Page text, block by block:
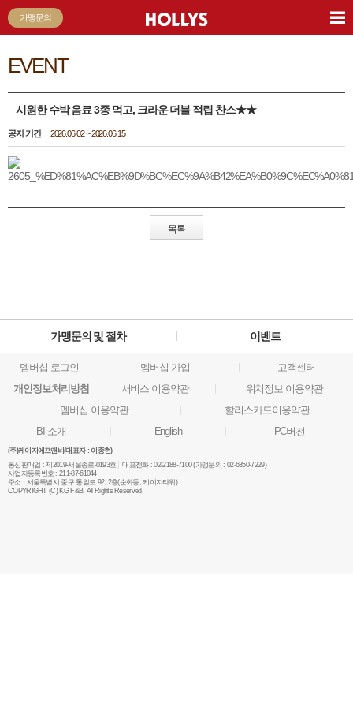
EVENT
시원한 수박 음료 3종 먹고, 크라운 더블 적립 찬스★★
공지 기간 2026.06.02 ~ 2026.06.15
목록
가맹문의
가맹문의 및 절차 이벤트
멤버십 로그인 멤버십 가입
고객센터
개인정보처리방침
서비스 이용약관
위치정보 이용약관
멤버십 이용약관
할리스카드이용약관
BI 소개
English PC버전
(주)케이지에프앤비(대표자 : 이종현)
통신판매업 : 제2019-서울종로-0193호 대표전화 : 02-2188-7100 (가맹문의 : 02-6350-7229)
사업자등록번호 : 211-87-61044
주소 : 서울특별시 중구 통일로 92, 2층(순화동, 케이지타워)
COPYRIGHT (C) KG F&B. All Rights Reserved.